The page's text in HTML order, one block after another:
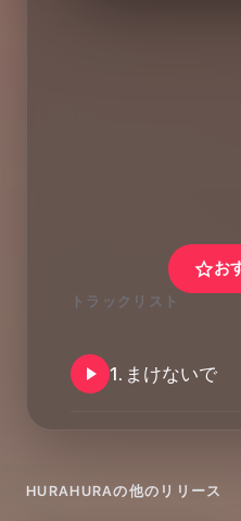
お
トラックリスト
1. まけないで
HURAHURAの他のリリース